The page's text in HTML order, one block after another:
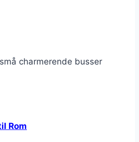
charmerende busser
Rom